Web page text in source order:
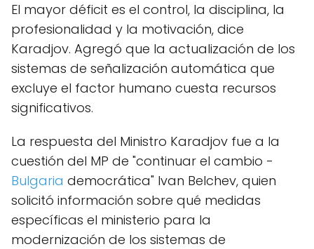
El mayor déficit es el control, la disciplina, la
profesionalidad y la motivación, dice
Karadjov. Agregó que la actualización de los
sistemas de señalización automática que
excluye el factor humano cuesta recursos
significativos.
La respuesta del Ministro Karadjov fue a la
cuestión del MP de "continuar el cambio -
Bulgaria democrática" Ivan Belchev, quien
solicitó información sobre qué medidas
específicas el ministerio para la
modernización de los sistemas de